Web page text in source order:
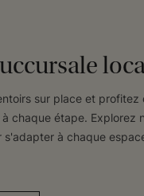
sur place et
chaque étape. Explorez
s'adapter à chaque